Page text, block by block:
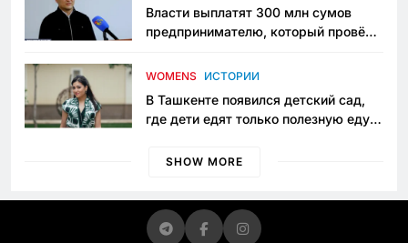
Власти выплатят 300 млн сумов
предпринимателю, который провёл
приговору
WOMENS ИСТОРИИ
В Ташкенте появился детский сад,
где дети едят только полезную еду.
просить «кашу без сахара»
SHOW MORE